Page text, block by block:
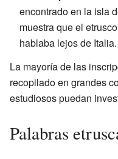
encontrado en la isla
muestra que el
hablaba lejos de Italia.
La mayoría de las
recopilado en grandes
estudiosos puedan
Palabras